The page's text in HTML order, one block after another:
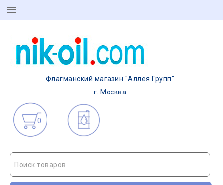
Флагманский магазин "Аллея Групп"
г. Москва
0
Поиск товаров